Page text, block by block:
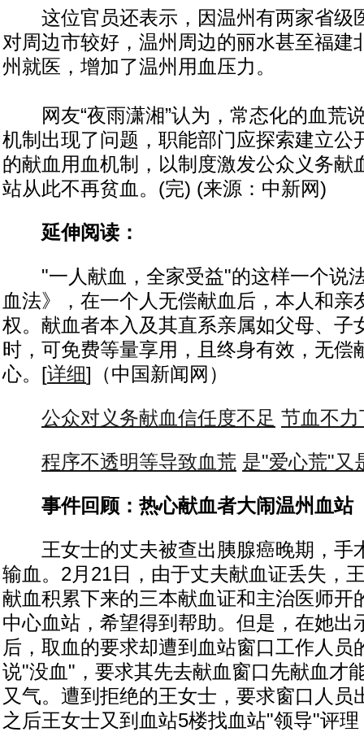
这位官员还表示，因温州有两家省级
对周边市较好，温州周边的丽水甚至福建
州就医，增加了温州用血压力。
网友“夜雨潇湘”认为，常态化的血荒
机制出现了问题，职能部门应探索建立公
的献血用血机制，以制度激发公众义务献
站从此不再贫血。(完) (来源：中新网)
延伸阅读：
"一人献血，全家受益"的这样一个说
血法》，在一个人无偿献血后，本人和亲
权。献血者本入及其直系亲属如父母、子
时，可免费等量享用，且终身有效，无偿
心。[详细]（中国新闻网）
公众对义务献血信任度不足 节血不
程序不透明等导致血荒 是"爱心荒"又
事件回顾：热心献血者大闹温州血站
王女士的丈夫被查出胰腺癌晚期，手
输血。2月21日，由于丈夫献血证丢失，
献血积累下来的三本献血证和主治医师开
中心血站，希望得到帮助。但是，在她出
后，取血的要求却遭到血站窗口工作人员
说"没血"，要求其先去献血窗口先献血才
又气。遭到拒绝的王女士，要求窗口人员
之后王女士又到血站5楼找血站"领导"评